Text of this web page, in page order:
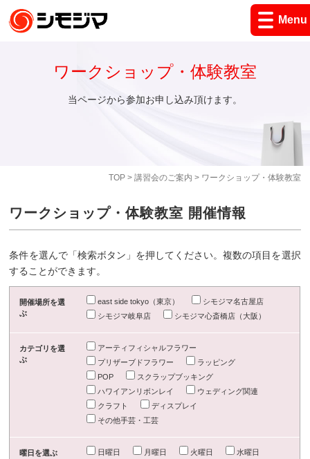
Menu
TOP> 講習会のご案内 > ワークショップ・体験教室
ワークショップ・体験教室
当ページから参加お申し込み頂けます。
ワークショップ・体験教室 開催情報
条件を選んで「検索ボタン」を押してください。複数の項目を選択
することができます。
開催場所を選
ぶ
east side tokyo（東京）
シモジマ名古屋店
シモジマ岐阜店
シモジマ心斎橋店（大阪）
カテゴリを選
ぶ
アーティフィシャルフラワー
プリザーブドフラワー
ラッピング
POP
スクラップブッキング
ハワイアンリボンレイ
ウェディング関連
クラフト
ディスプレイ
その他手芸・工芸
曜日を選ぶ 日曜日 月曜日 火曜日
水曜日